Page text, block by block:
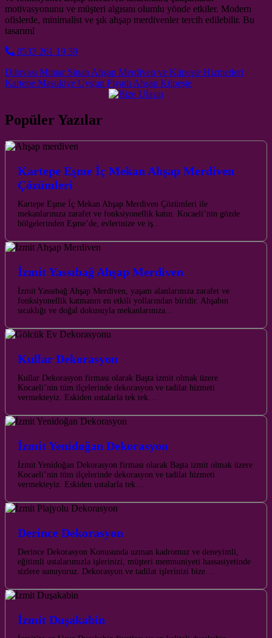
motivasyonunu ve müşteri algısını olumlu yönde etkiler. Modern
ofislerde, minimalist ve şık ahşap merdivenler tercih edilebilir. Bu
tasarıml
0533 261 19 39
Post navigation
Dilovası Mimar Sinan Ahşap Merdiven ve Küpeşte Hizmetleri
Kartepe Maşukiye Uygun Fiyatlı Ahşap Küpeşte
Popüler Yazılar
Kartepe Eşme İç Mekan Ahşap Merdiven
Çözümleri
Kartepe Eşme İç Mekan Ahşap Merdiven Çözümleri ile
mekanlarınıza zarafet ve fonksiyonellik katın. Kocaeli’nin gözde
bölgelerinden Eşme’de, evlerinize ve iş…
İzmit Yassıbağ Ahşap Merdiven
İzmit Yassıbağ Ahşap Merdiven, yaşam alanlarınıza zarafet ve
fonksiyonellik katmanın en etkili yollarından biridir. Ahşabın
sıcaklığı ve doğal dokusuyla mekanlarınıza…
Kullar Dekorasyon
Kullar Dekorasyon firması olarak Başta izmit olmak üzere
Kocaeli’nin tüm ilçelerinde dekorasyon ve tadilat hizmeti
vermekteyiz. Eskiden ustalarla tek tek…
İzmit Yenidoğan Dekorasyon
İzmit Yenidoğan Dekorasyon firması olarak Başta izmit olmak üzere
Kocaeli’nin tüm ilçelerinde dekorasyon ve tadilat hizmeti
vermekteyiz. Eskiden ustalarla tek…
Derince Dekorasyon
Derince Dekorasyon Konusunda uzman kadromuz ve deneyimli,
eğitimli ustalarımızla işlerinizi, müşteri memnuniyeti hassasiyetinde
sizlere sunuyoruz. Dekorasyon ve tadilat işlerinizi bize…
İzmit Duşakabin